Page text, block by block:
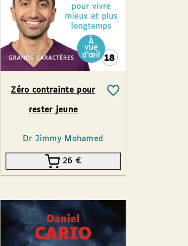
Zéro contrainte pour
rester jeune
Dr Jimmy Mohamed
26 €